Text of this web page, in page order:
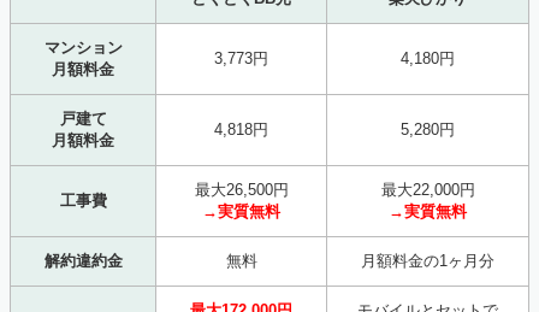
マンション
月額料金
3,773円 4,180円
戸建て
月額料金
4,818円 5,280円
工事費
最大26,500円
→実質無料
最大22,000円
→実質無料
解約違約金 無料 月額料金の1ヶ月分